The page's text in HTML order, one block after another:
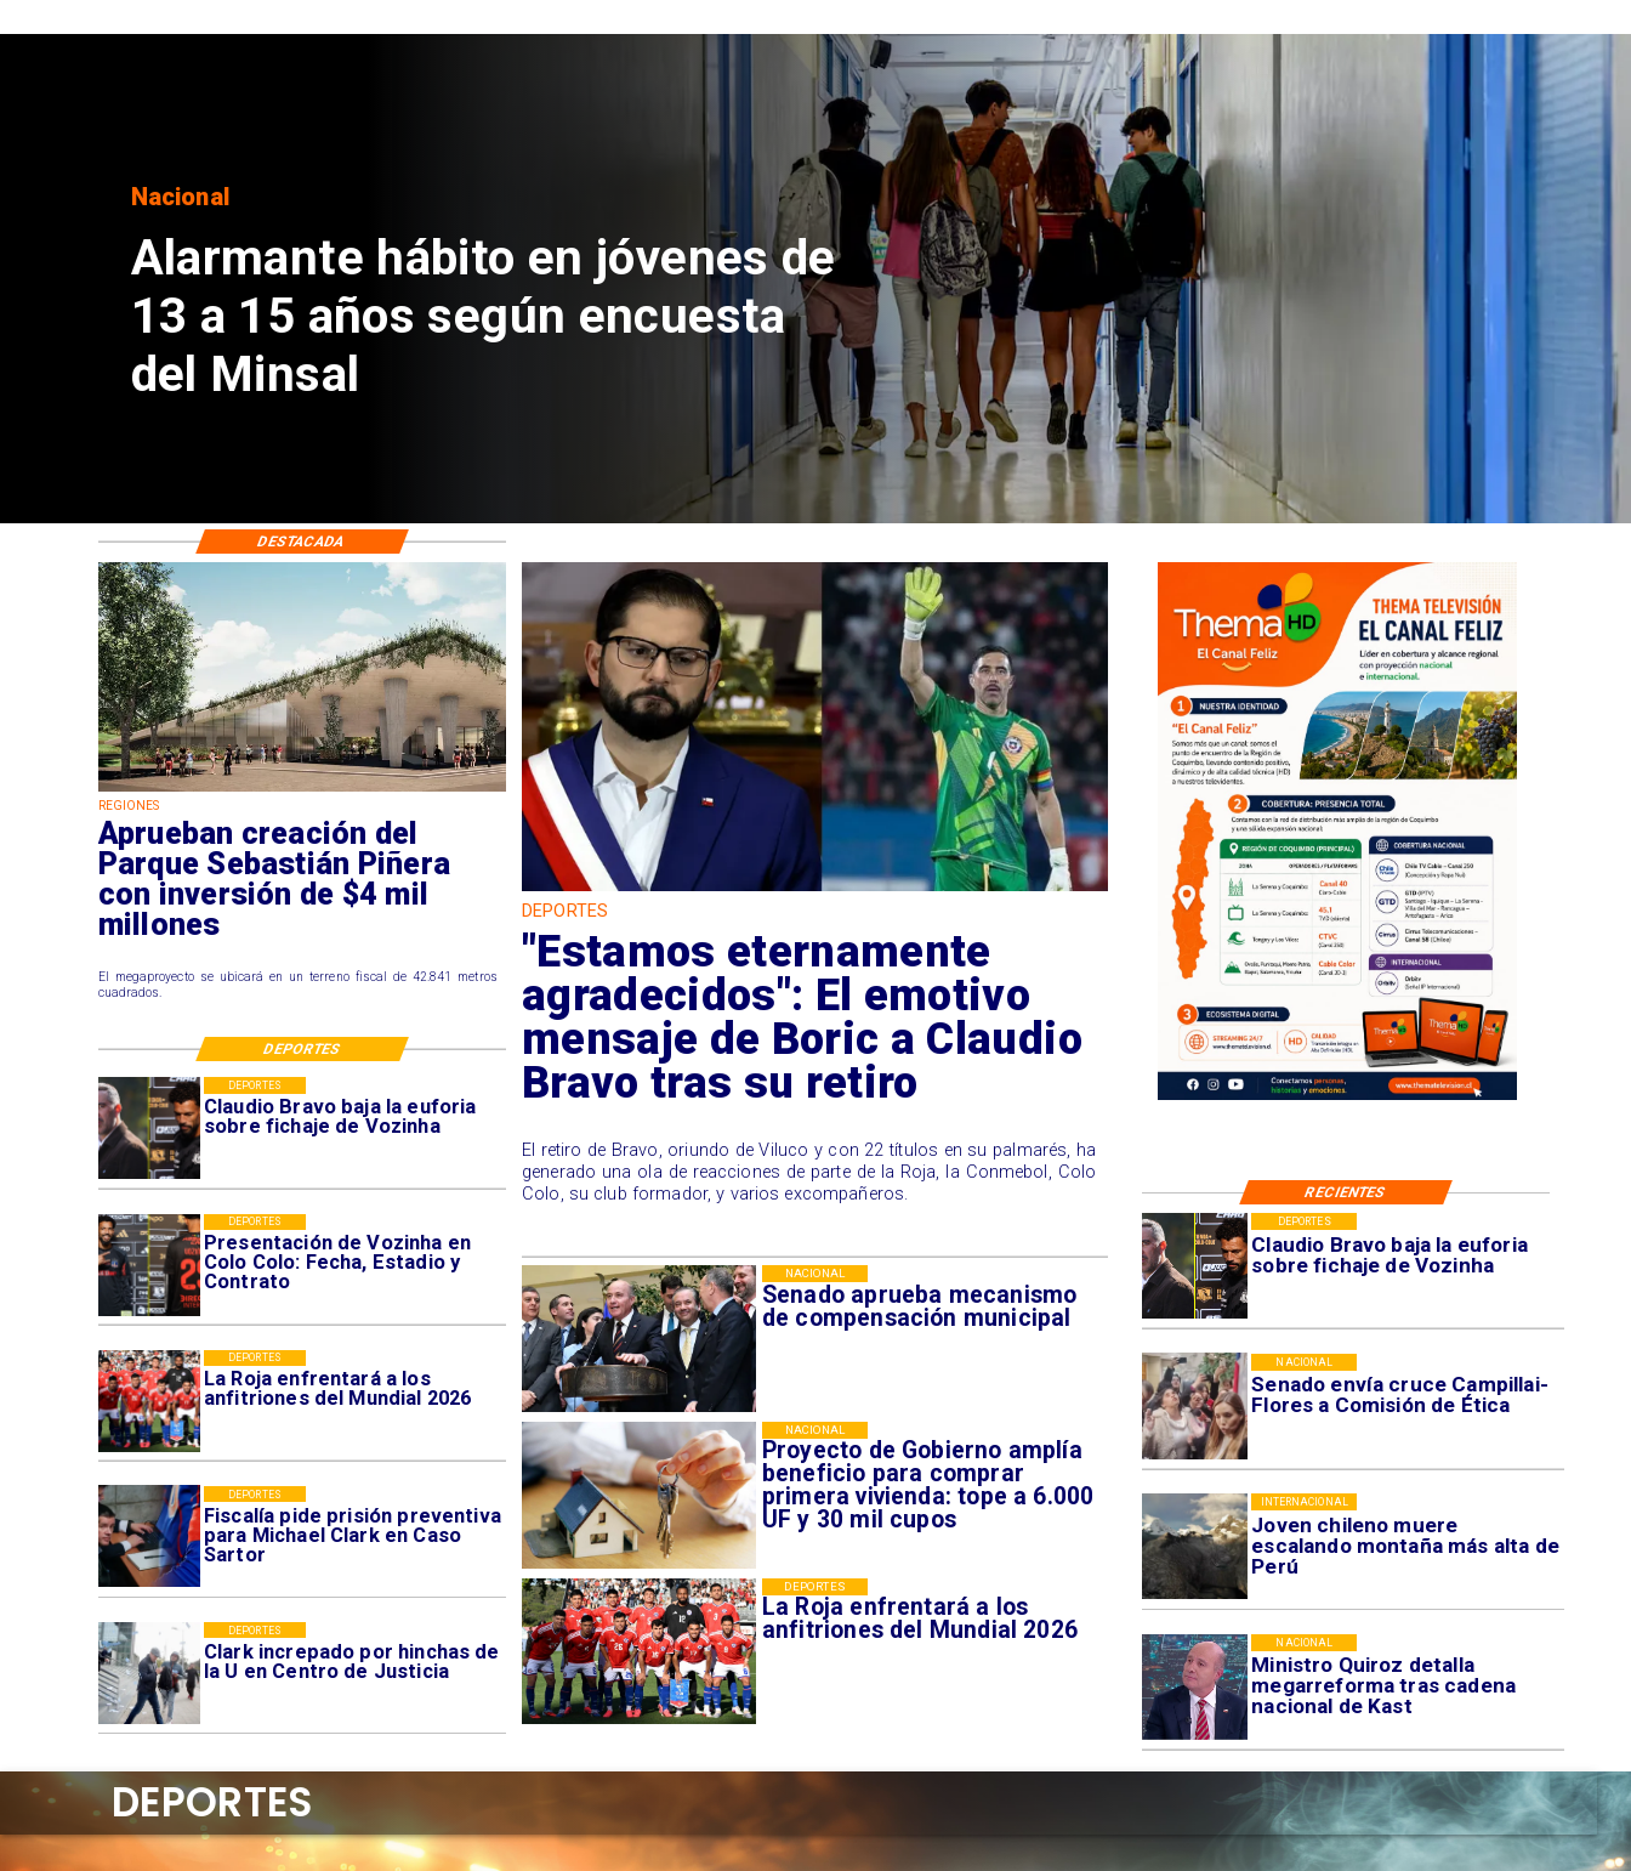
Regiones
Aprueban creación del Parque
Sebastián Piñera con inversión
de $4 mil millones
Claudio Bravo baja la euforia
sobre fichaje de Vozinha
DEPORTES
Senado envía cruce Campillai-
Flores a Comisión de Ética
NACIONAL
Joven chileno muere
escalando montaña más alta de
Perú
INTERNACIONAL
Ministro Quiroz detalla
megarreforma tras cadena
nacional de Kast
NACIONAL
Claudio Bravo baja la euforia
sobre fichaje de Vozinha
DEPORTES
Presentación de Vozinha en
Colo Colo: Fecha, Estadio y
Contrato
DEPORTES
La Roja enfrentará a los
anfitriones del Mundial 2026
DEPORTES
Fiscalía pide prisión preventiva
para Michael Clark en Caso
Sartor
DEPORTES
Clark increpado por hinchas de
la U en Centro de Justicia
DEPORTES
Senado aprueba mecanismo
de compensación municipal
NACIONAL
Proyecto de Gobierno amplía
beneficio para comprar
primera vivienda: tope a 6.000
UF y 30 mil cupos
NACIONAL
La Roja enfrentará a los
anfitriones del Mundial 2026
DEPORTES
REGIONES
Aprueban creación del
Parque Sebastián Piñera
con inversión de $4 mil
millones
El megaproyecto se ubicará en un terreno fiscal de 42.841 metros
cuadrados.
DEPORTES
"Estamos eternamente
agradecidos": El emotivo
mensaje de Boric a Claudio
Bravo tras su retiro
​El retiro de Bravo, oriundo de Viluco y con 22 títulos en su palmarés, ha
generado una ola de reacciones de parte de la Roja, la Conmebol, Colo
Colo, su club formador, y varios excompañeros.
RECIENTES
DESTACADA
DEPORTES
DEPORTES